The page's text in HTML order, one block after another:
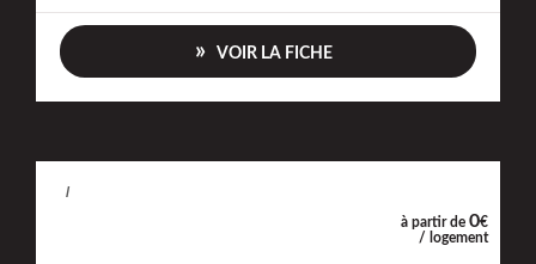
VOIR LA FICHE
/
à partir de 0€
/ logement